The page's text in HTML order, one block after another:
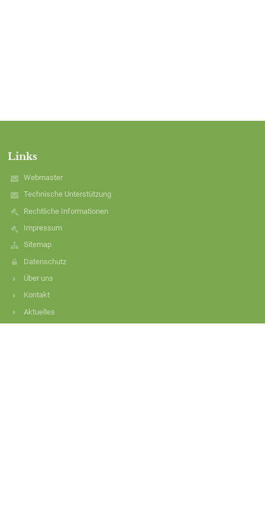
Links
Webmaster
Technische Unterstützung
Rechtliche Informationen
Impressum
Sitemap
Datenschutz
Über uns
Kontakt
Aktuelles